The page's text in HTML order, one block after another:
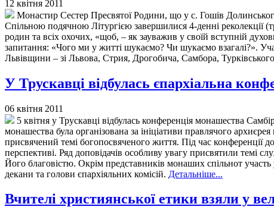
12 квітня 2011
Монастир Сестер Пресвятої Родини, що у с. Гошів
Спільною подячною Літургією завершилися 4-денні реколекції
родин та всіх охочих, «щоб, – як зауважив у своїй вступній
запитання: «Чого ми у житті шукаємо? Чи шукаємо взагалі?».
Львівщини – зі Львова, Стрия, Дрогобича, Самбора,
У Трускавці відбулась єпархіальна
06 квітня 2011
5 квітня у Трускавці відбулась конференція монашества
монашества була організована за ініціативи правлячого
присвячений темі богопосвяченого життя. Під час конференції
перспективі. Ряд доповідачів особливу увагу присвятили темі
Його благовістю. Окрім представників монаших спільнот участь
декани та голови єпархіяльних комісій. Детальніше...
Вчителі християнської етики взяли у